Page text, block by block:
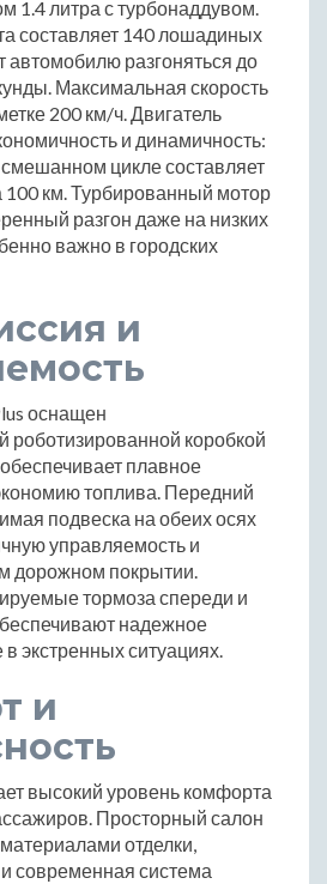
1.4 литра с турбонаддувом.
составляет 140 лошадиных
автомобилю разгоняться до
Максимальная скорость
200 км/ч. Двигатель
и динамичность:
цикле составляет
100 км. Турбированный мотор
разгон даже на низких
важно в городских
и
оснащен
роботизированной коробкой
плавное
топлива. Передний
подвеска на обеих осях
управляемость и
дорожном покрытии.
тормоза спереди и
надежное
экстренных ситуациях.
и
высокий уровень комфорта
Просторный салон
отделки,
современная система